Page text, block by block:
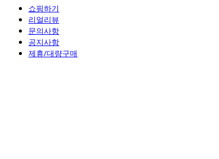
쇼핑하기
리얼리뷰
문의사항
공지사항
제휴/대량구매